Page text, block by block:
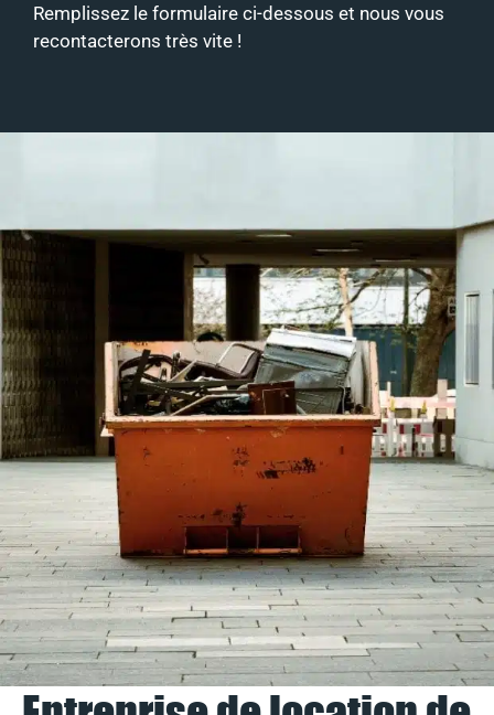
Remplissez le formulaire ci-dessous et nous vous
recontacterons très vite !